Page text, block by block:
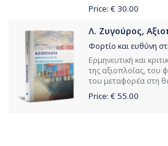
Price: € 30.00
Λ. Ζυγούρος,
Φορτίο και ευθύνη
Ερμηνευτική και
της αξιοπλοΐας, του
του μεταφορέα στη
Price: € 55.00